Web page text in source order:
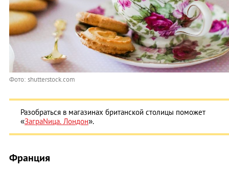
Фото: shutterstock.com
Разобраться в магазинах британской столицы поможет
«ЗаграNица. Лондон».
Франция